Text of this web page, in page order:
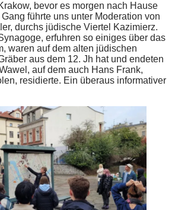
bevor es morgen nach Hause
führte uns unter Moderation von
durchs jüdische Viertel Kazimierz.
erfuhren so einiges über das
waren auf dem alten jüdischen
aus dem 12. Jh hat und endeten
auf dem auch Hans Frank,
residierte. Ein überaus informativer